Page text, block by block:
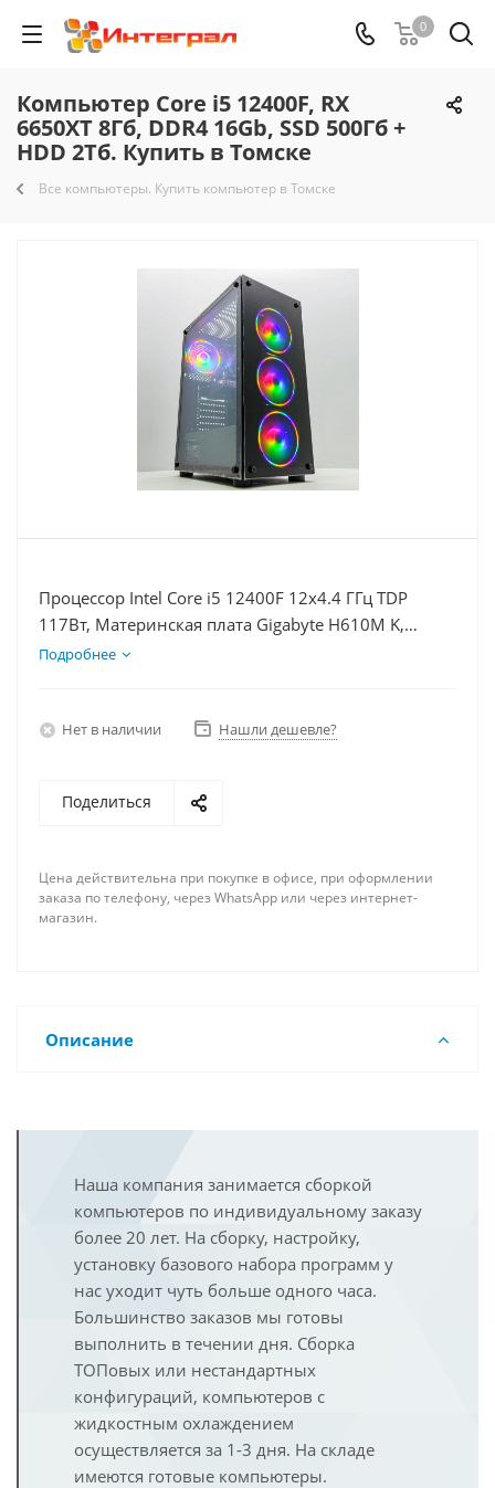
0
Компьютер Core i5 12400F, RX
6650XT 8Гб, DDR4 16Gb, SSD 500Гб +
HDD 2Тб. Купить в Томске
Все компьютеры. Купить компьютер в Томске
Процессор Intel Core i5 12400F 12x4.4 ГГц TDP
117Вт, Материнская плата Gigabyte H610M K,
Видеокарта RX 6650XT 8Гб, Память DDR4 16Gb,
Подробнее
Нет в наличии Нашли дешевле?
Поделиться
Цена действительна при покупке в офисе, при оформлении
заказа по телефону, через WhatsApp или через интернет-
магазин.
Описание
Наша компания занимается сборкой
компьютеров по индивидуальному заказу
более 20 лет. На сборку, настройку,
установку базового набора программ у
нас уходит чуть больше одного часа.
Большинство заказов мы готовы
выполнить в течении дня. Сборка
ТОПовых или нестандартных
конфигураций, компьютеров с
жидкостным охлаждением
осуществляется за 1-3 дня. На складе
имеются готовые компьютеры.